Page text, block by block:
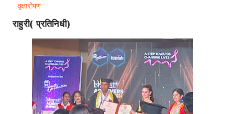
वृक्षारोपण
राहुरी( प्रतिनिधी)